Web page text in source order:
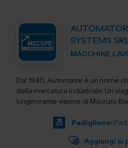
SYSTEMS
MACCHINE
Dal 1940, Automator è un nome
della marcatura industriale. Un
lungimirante visione di Maurizio
Padiglione:
Aggiungi ai